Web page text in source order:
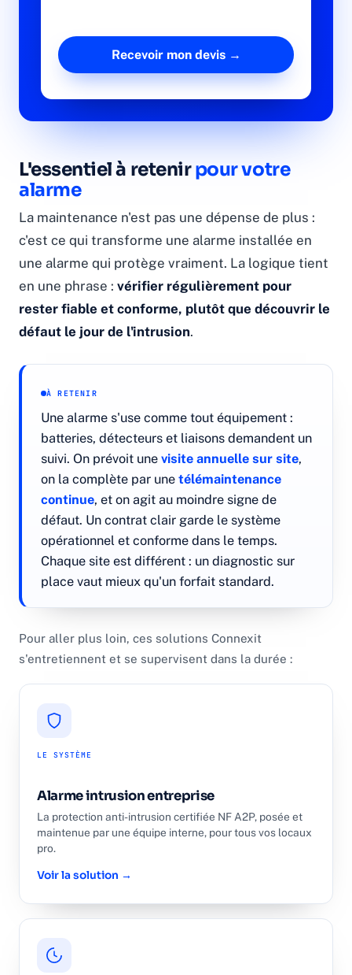
L'essentiel à retenirpour votre
alarme
La maintenance n'est pas une dépense de plus :
c'est ce qui transforme une alarme installée en
une alarme qui protège vraiment. La logique tient
en une phrase : vérifier régulièrement pour
rester fiable et conforme, plutôt que découvrir le
défaut le jour de l'intrusion.
À RETENIR
Une alarme s'use comme tout équipement :
batteries, détecteurs et liaisons demandent un
suivi. On prévoit une visite annuelle sur site,
on la complète par une télémaintenance
continue, et on agit au moindre signe de
défaut. Un contrat clair garde le système
opérationnel et conforme dans le temps.
Chaque site est différent : un diagnostic sur
place vaut mieux qu'un forfait standard.
Pour aller plus loin, ces solutions Connexit
s'entretiennent et se supervisent dans la durée :
LE SYSTÈME
Alarme intrusion entreprise
La protection anti-intrusion certifiée NF A2P, posée et
maintenue par une équipe interne, pour tous vos locaux
pro.
Voir la solution →